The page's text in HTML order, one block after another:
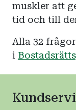
muskler att
tid och till
Alla 32
i